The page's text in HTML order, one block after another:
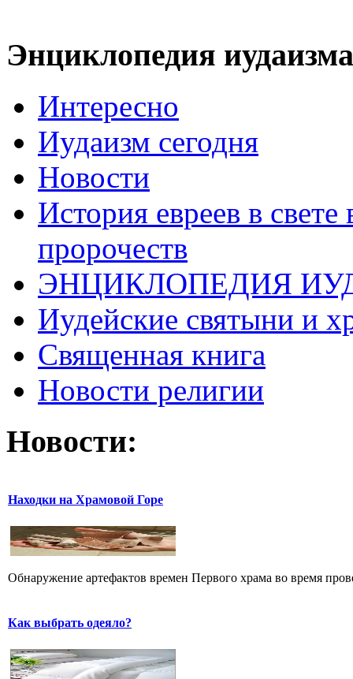
Энциклопедия иудаизма
Интересно
Иудаизм сегодня
Новости
История евреев в
пророчеств
ЭНЦИКЛОПЕДИЯ
Иудейские святыни и
Священная книга
Новости религии
Новости:
Находки на Храмовой Горе
Обнаружение артефактов времен Первого храма во время
Как выбрать одеяло?